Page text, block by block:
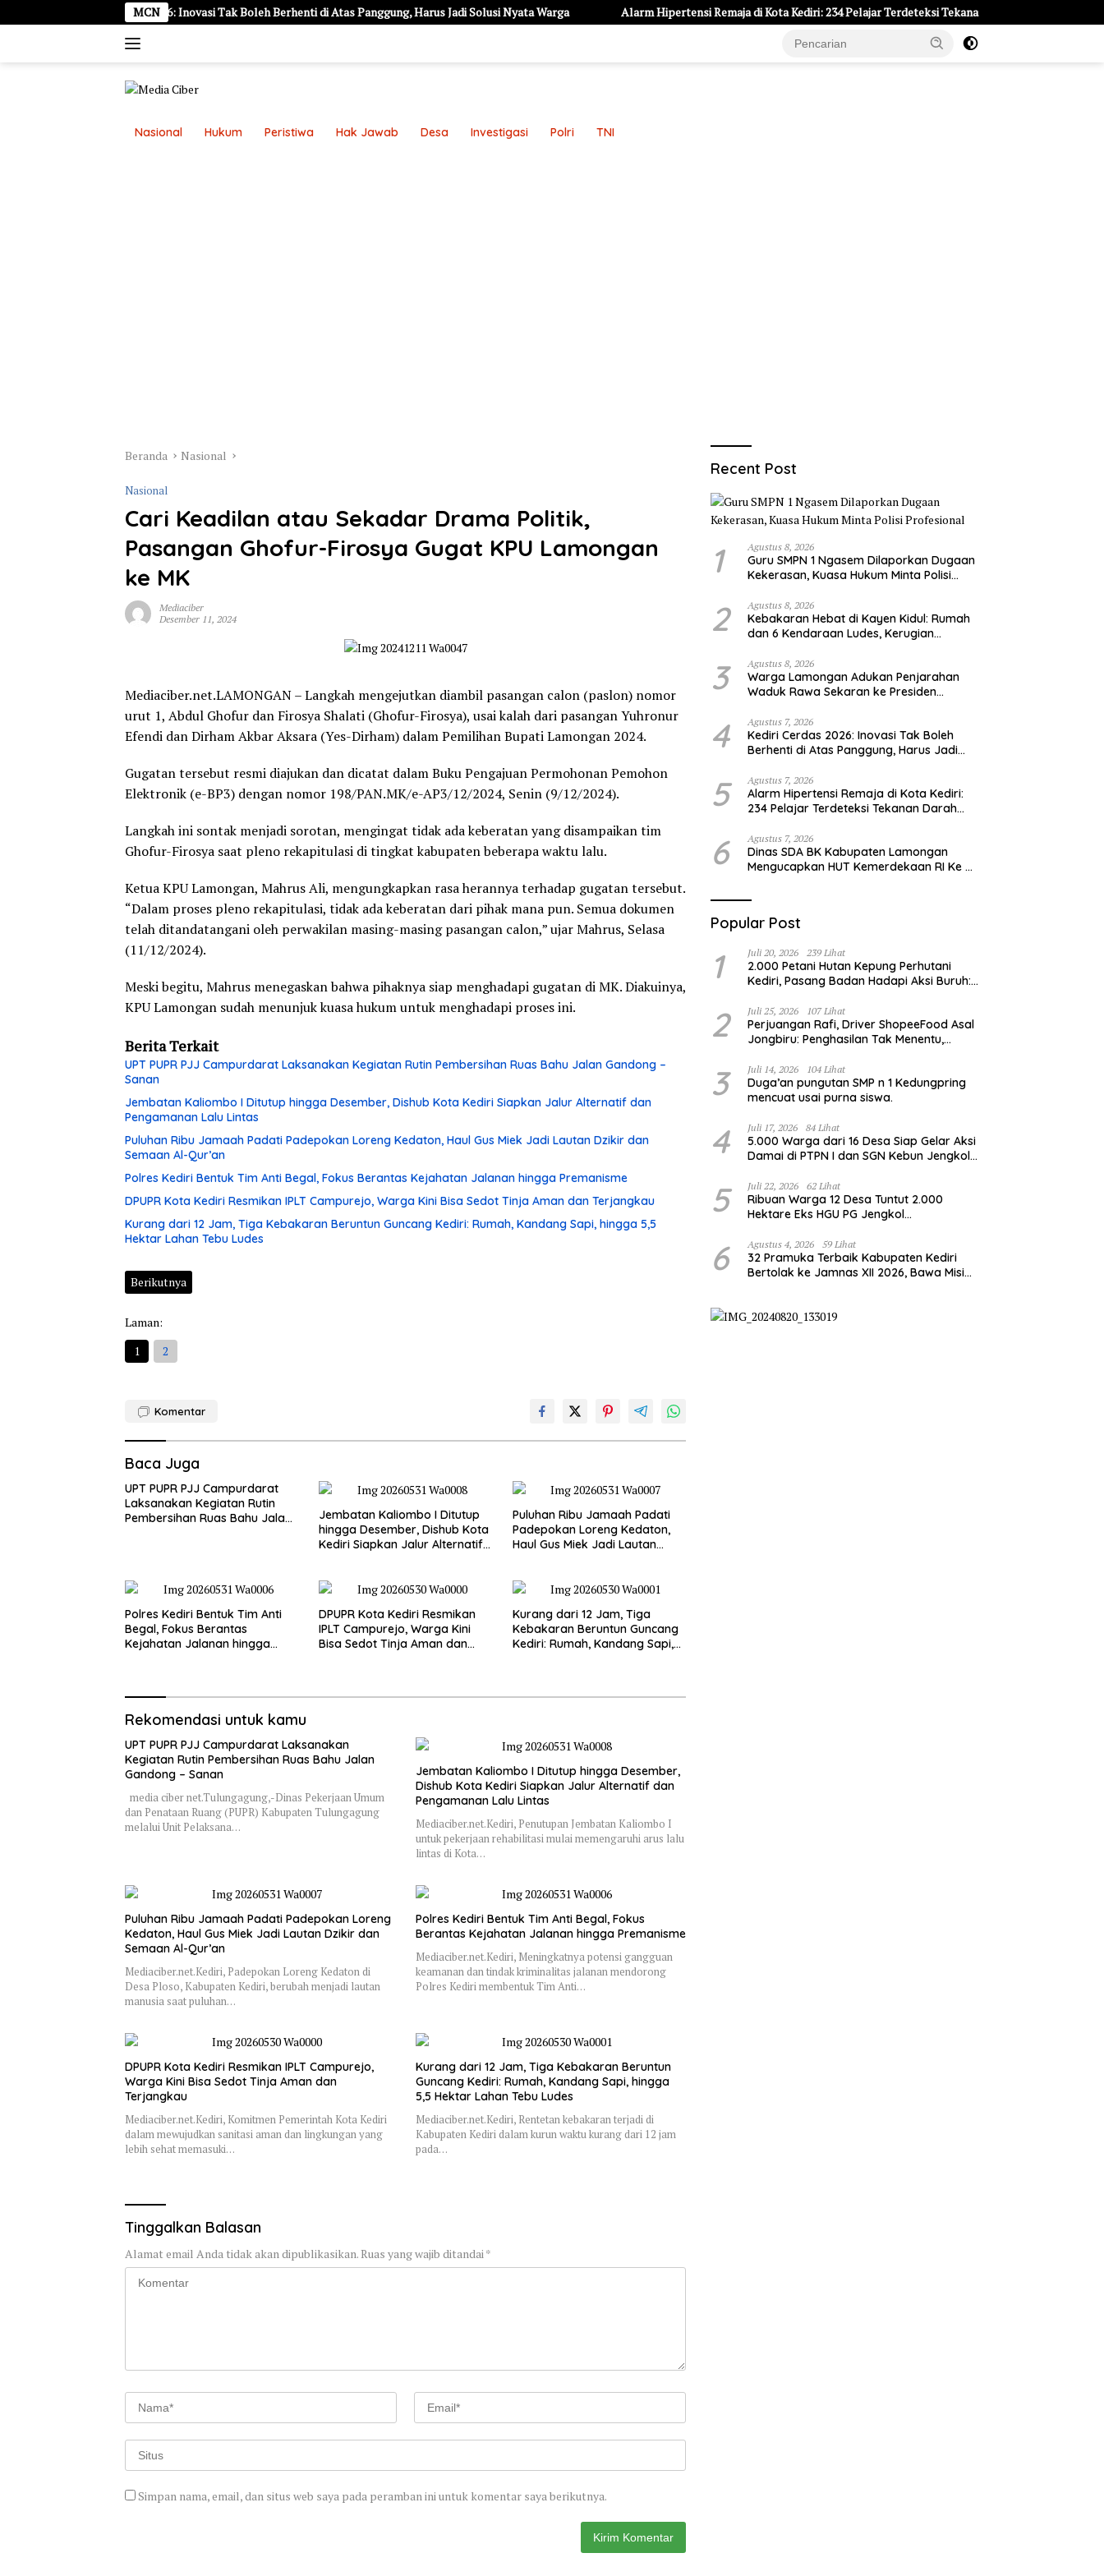
ke
MCN
Kediri Cerdas 2026: Inovasi Tak Boleh Berhenti di Atas Panggung, Harus Jadi Solusi Nyata Warga Alarm Hipertensi Remaja di Kota Kediri: 234 Pelajar Terdeteksi Tekanan Darah Tinggi
Nasional Hukum Peristiwa Hak Jawab Desa Investigasi Polri TNI
Beranda Nasional
Nasional
Cari Keadilan atau Sekadar Drama Politik,
Pasangan Ghofur-Firosya Gugat KPU Lamongan
ke MK
Mediaciber
Desember 11, 2024
Mediaciber.net.LAMONGAN – Langkah mengejutkan diambil pasangan calon (paslon) nomor
urut 1, Abdul Ghofur dan Firosya Shalati (Ghofur-Firosya), usai kalah dari pasangan Yuhronur
Efendi dan Dirham Akbar Aksara (Yes-Dirham) dalam Pemilihan Bupati Lamongan 2024.
Gugatan tersebut resmi diajukan dan dicatat dalam Buku Pengajuan Permohonan Pemohon
Elektronik (e-BP3) dengan nomor 198/PAN.MK/e-AP3/12/2024, Senin (9/12/2024).
Langkah ini sontak menjadi sorotan, mengingat tidak ada keberatan yang disampaikan tim
Ghofur-Firosya saat pleno rekapitulasi di tingkat kabupaten beberapa waktu lalu.
Ketua KPU Lamongan, Mahrus Ali, mengungkapkan rasa herannya terhadap gugatan tersebut.
“Dalam proses pleno rekapitulasi, tidak ada keberatan dari pihak mana pun. Semua dokumen
telah ditandatangani oleh perwakilan masing-masing pasangan calon,” ujar Mahrus, Selasa
(11/12/2024).
Meski begitu, Mahrus menegaskan bahwa pihaknya siap menghadapi gugatan di MK. Diakuinya,
KPU Lamongan sudah menunjuk kuasa hukum untuk menghadapi proses ini.
Berita Terkait
UPT PUPR PJJ Campurdarat Laksanakan Kegiatan Rutin Pembersihan Ruas Bahu Jalan Gandong –
Sanan
Jembatan Kaliombo I Ditutup hingga Desember, Dishub Kota Kediri Siapkan Jalur Alternatif dan
Pengamanan Lalu Lintas
Puluhan Ribu Jamaah Padati Padepokan Loreng Kedaton, Haul Gus Miek Jadi Lautan Dzikir dan
Semaan Al-Qur’an
Polres Kediri Bentuk Tim Anti Begal, Fokus Berantas Kejahatan Jalanan hingga Premanisme
DPUPR Kota Kediri Resmikan IPLT Campurejo, Warga Kini Bisa Sedot Tinja Aman dan Terjangkau
Kurang dari 12 Jam, Tiga Kebakaran Beruntun Guncang Kediri: Rumah, Kandang Sapi, hingga 5,5
Hektar Lahan Tebu Ludes
Berikutnya
Laman:
1
2
Komentar
Baca Juga
UPT PUPR PJJ Campurdarat
Laksanakan Kegiatan Rutin
Pembersihan Ruas Bahu Jalan
Jembatan Kaliombo I Ditutup
hingga Desember, Dishub Kota
Kediri Siapkan Jalur Alternatif
Puluhan Ribu Jamaah Padati
Padepokan Loreng Kedaton,
Haul Gus Miek Jadi Lautan
Polres Kediri Bentuk Tim Anti
Begal, Fokus Berantas
Kejahatan Jalanan hingga
DPUPR Kota Kediri Resmikan
IPLT Campurejo, Warga Kini
Bisa Sedot Tinja Aman dan
Kurang dari 12 Jam, Tiga
Kebakaran Beruntun Guncang
Kediri: Rumah, Kandang Sapi,
Rekomendasi untuk kamu
UPT PUPR PJJ Campurdarat Laksanakan
Kegiatan Rutin Pembersihan Ruas Bahu Jalan
Gandong – Sanan
media ciber net.Tulungagung,-Dinas Pekerjaan Umum
dan Penataan Ruang (PUPR) Kabupaten Tulungagung
melalui Unit Pelaksana…
Jembatan Kaliombo I Ditutup hingga Desember,
Dishub Kota Kediri Siapkan Jalur Alternatif dan
Pengamanan Lalu Lintas
Mediaciber.net.Kediri, Penutupan Jembatan Kaliombo I
untuk pekerjaan rehabilitasi mulai memengaruhi arus lalu
lintas di Kota…
Puluhan Ribu Jamaah Padati Padepokan Loreng
Kedaton, Haul Gus Miek Jadi Lautan Dzikir dan
Semaan Al-Qur’an
Mediaciber.net.Kediri, Padepokan Loreng Kedaton di
Desa Ploso, Kabupaten Kediri, berubah menjadi lautan
manusia saat puluhan…
Polres Kediri Bentuk Tim Anti Begal, Fokus
Berantas Kejahatan Jalanan hingga Premanisme
Mediaciber.net.Kediri, Meningkatnya potensi gangguan
keamanan dan tindak kriminalitas jalanan mendorong
Polres Kediri membentuk Tim Anti…
DPUPR Kota Kediri Resmikan IPLT Campurejo,
Warga Kini Bisa Sedot Tinja Aman dan
Terjangkau
Mediaciber.net.Kediri, Komitmen Pemerintah Kota Kediri
dalam mewujudkan sanitasi aman dan lingkungan yang
lebih sehat memasuki…
Kurang dari 12 Jam, Tiga Kebakaran Beruntun
Guncang Kediri: Rumah, Kandang Sapi, hingga
5,5 Hektar Lahan Tebu Ludes
Mediaciber.net.Kediri, Rentetan kebakaran terjadi di
Kabupaten Kediri dalam kurun waktu kurang dari 12 jam
pada…
Tinggalkan Balasan
Alamat email Anda tidak akan dipublikasikan.Ruas yang wajib ditandai*
Simpan nama, email, dan situs web saya pada peramban ini untuk komentar saya berikutnya.
Recent Post
1 Agustus 8, 2026
Guru SMPN 1 Ngasem Dilaporkan Dugaan
Kekerasan, Kuasa Hukum Minta Polisi
2 Agustus 8, 2026
Kebakaran Hebat di Kayen Kidul: Rumah
dan 6 Kendaraan Ludes, Kerugian
3 Agustus 8, 2026
Warga Lamongan Adukan Penjarahan
Waduk Rawa Sekaran ke Presiden
80%
4 Agustus 7, 2026
Kediri Cerdas 2026: Inovasi Tak Boleh
Berhenti di Atas Panggung, Harus Jadi
5 Agustus 7, 2026
Alarm Hipertensi Remaja di Kota Kediri:
234 Pelajar Terdeteksi Tekanan Darah
6 Agustus 7, 2026
Dinas SDA BK Kabupaten Lamongan
Mengucapkan HUT Kemerdekaan RI Ke –
Popular Post
1 Juli 20, 2026 239 Lihat
2.000 Petani Hutan Kepung Perhutani
Kediri, Pasang Badan Hadapi Aksi Buruh:
Hutan”
2 Juli 25, 2026 107 Lihat
Perjuangan Rafi, Driver ShopeeFood Asal
Jongbiru: Penghasilan Tak Menentu,
3 Juli 14, 2026 104 Lihat
Duga’an pungutan SMP n 1 Kedungpring
mencuat usai purna siswa.
4 Juli 17, 2026 84 Lihat
5.000 Warga dari 16 Desa Siap Gelar Aksi
Damai di PTPN I dan SGN Kebun Jengkol,
5 Juli 22, 2026 62 Lihat
Ribuan Warga 12 Desa Tuntut 2.000
Hektare Eks HGU PG Jengkol
6 Agustus 4, 2026 59 Lihat
32 Pramuka Terbaik Kabupaten Kediri
Bertolak ke Jamnas XII 2026, Bawa Misi